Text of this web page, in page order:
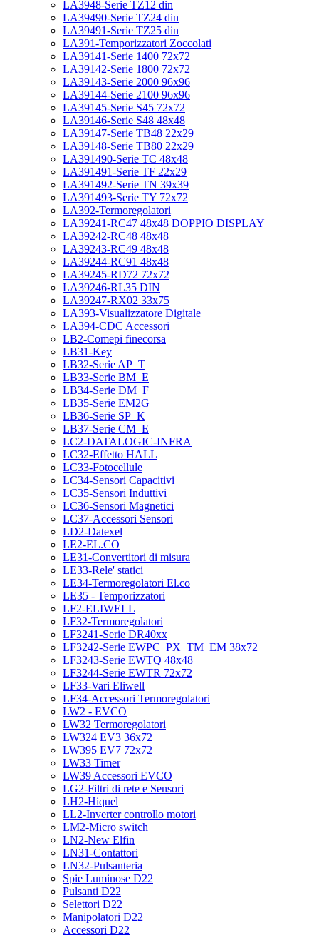
LA3948-Serie TZ12 din
LA39490-Serie TZ24 din
LA39491-Serie TZ25 din
LA391-Temporizzatori Zoccolati
LA39141-Serie 1400 72x72
LA39142-Serie 1800 72x72
LA39143-Serie 2000 96x96
LA39144-Serie 2100 96x96
LA39145-Serie S45 72x72
LA39146-Serie S48 48x48
LA39147-Serie TB48 22x29
LA39148-Serie TB80 22x29
LA391490-Serie TC 48x48
LA391491-Serie TF 22x29
LA391492-Serie TN 39x39
LA391493-Serie TY 72x72
LA392-Termoregolatori
LA39241-RC47 48x48 DOPPIO DISPLAY
LA39242-RC48 48x48
LA39243-RC49 48x48
LA39244-RC91 48x48
LA39245-RD72 72x72
LA39246-RL35 DIN
LA39247-RX02 33x75
LA393-Visualizzatore Digitale
LA394-CDC Accessori
LB2-Comepi finecorsa
LB31-Key
LB32-Serie AP_T
LB33-Serie BM_E
LB34-Serie DM_F
LB35-Serie EM2G
LB36-Serie SP_K
LB37-Serie CM_E
LC2-DATALOGIC-INFRA
LC32-Effetto HALL
LC33-Fotocellule
LC34-Sensori Capacitivi
LC35-Sensori Induttivi
LC36-Sensori Magnetici
LC37-Accessori Sensori
LD2-Datexel
LE2-EL.CO
LE31-Convertitori di misura
LE33-Rele' statici
LE34-Termoregolatori El.co
LE35 - Temporizzatori
LF2-ELIWELL
LF32-Termoregolatori
LF3241-Serie DR40xx
LF3242-Serie EWPC_PX_TM_EM 38x72
LF3243-Serie EWTQ 48x48
LF3244-Serie EWTR 72x72
LF33-Vari Eliwell
LF34-Accessori Termoregolatori
LW2 - EVCO
LW32 Termoregolatori
LW324 EV3 36x72
LW395 EV7 72x72
LW33 Timer
LW39 Accessori EVCO
LG2-Filtri di rete e Sensori
LH2-Hiquel
LL2-Inverter controllo motori
LM2-Micro switch
LN2-New Elfin
LN31-Contattori
LN32-Pulsanteria
Spie Luminose D22
Pulsanti D22
Selettori D22
Manipolatori D22
Accessori D22